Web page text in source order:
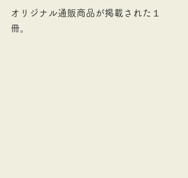
オリジナル通販商品が掲載された１
冊。